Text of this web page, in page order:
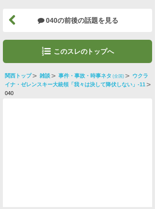
040の前後の話題を見る
このスレのトップへ
関西トップ 雑談 事件・事故・時事ネタ (全国) ウクラ
イナ・ゼレンスキー大統領「我々は決して降伏しない」-11
040